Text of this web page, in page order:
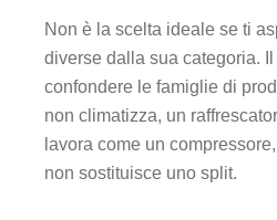
Non è la scelta ideale se ti
diverse dalla sua categoria.
confondere le famiglie di
non climatizza, un
lavora come un
non sostituisce uno split.